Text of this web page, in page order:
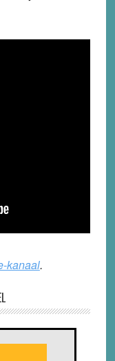
kanaal.